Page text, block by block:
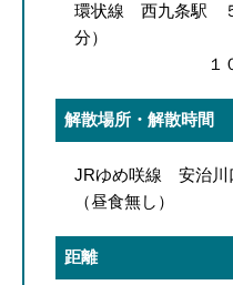
環状線 西九条駅
１０時
解散場所・解散時間
JRゆめ咲線 安
（昼食無し）
距離